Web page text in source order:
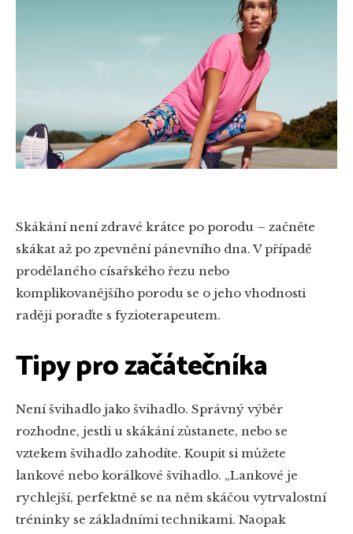
Skákání není zdravé krátce po porodu – začněte
skákat až po zpevnění pánevního dna. V případě
prodělaného císařského řezu nebo
komplikovanějšího porodu se o jeho vhodnosti
raději poraďte s fyzioterapeutem.
Tipy pro začátečníka
Není švihadlo jako švihadlo. Správný výběr
rozhodne, jestli u skákání zůstanete, nebo se
vztekem švihadlo zahodíte. Koupit si můžete
lankové nebo korálkové švihadlo. „Lankové je
rychlejší, perfektně se na něm skáčou vytrvalostní
tréninky se základními technikami. Naopak